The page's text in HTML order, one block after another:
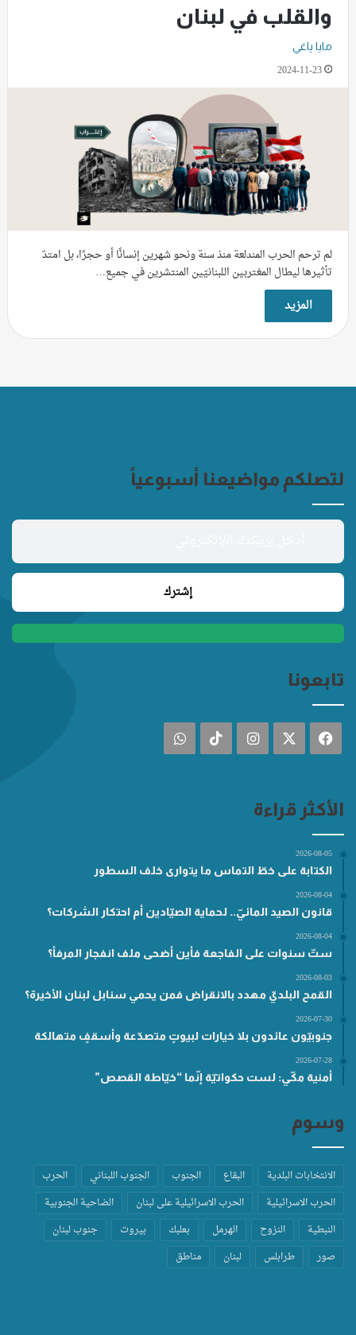
والقلب في لبنان
مايا ياغي
2024-11-23
لم ترحم الحرب المندلعة منذ سنة ونحو شهرين إنسانًا أو حجرًا، بل امتدّ
تأثيرها ليطال المغتربين اللبنانيّين المنتشرين في جميع…
المزيد
لتصلكم مواضيعنا أسبوعياً
تابعونا
فيسبوك انستقرام ‫TikTokواتساب
الأكثر قراءة
2026-08-05
الكتابة على خطّ التماس ما يتوارى خلف السطور
2026-08-04
قانون الصيد المائيّ.. لحماية الصيّادين أم احتكار الشركات؟
2026-08-04
ستّ سنوات على الفاجعة فأين أضحى ملف انفجار المرفأ؟
2026-08-03
القمح البلديّ مهدد بالانقراض فمن يحمي سنابل لبنان الأخيرة؟
2026-07-30
جنوبيّون عائدون بلا خيارات لبيوتٍ متصدّعة وأسقفٍ متهالكة
2026-07-28
أمنية مكّي: لست حكواتيّة إنّما “خيّاطة القصص”
وسوم
الانتخابات البلدية البقاع الجنوب الجنوب اللبناني
الحرب
الحرب الاسرائيلية
الحرب الاسرائيلية على لبنان
الضاحية الجنوبية
النبطية
النزوح الهرمل بعلبك بيروت
جنوب لبنان
صور
طرابلس لبنان مناطق